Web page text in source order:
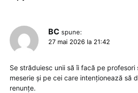
BC spune:
27 mai 2026 la 21:42
Se străduiesc unii să îi facă pe profesori
meserie și pe cei care intenționează să
renunțe.